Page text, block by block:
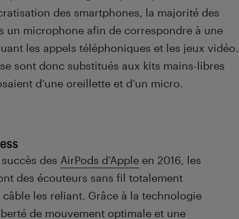
des smartphones, la majorité des
un microphone afin de correspondre à une
les appels téléphoniques et les jeux vidéo.
sont donc substitués aux kits mains-libres
d’une oreillette et d’un micro.
des AirPods d’Apple en 2016, les
des écouteurs sans fil totalement
les reliant. Grâce à la technologie
de mouvement optimale et une